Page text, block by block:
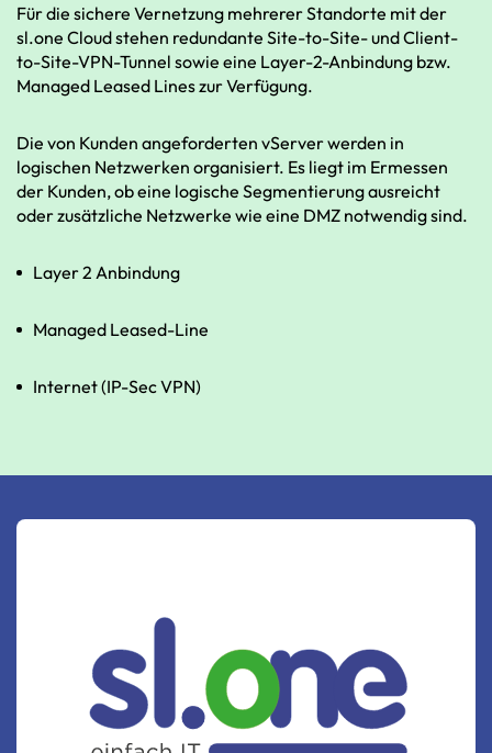
Für die sichere Vernetzung mehrerer Standorte mit der
sl.one Cloud stehen redundante Site-to-Site- und Client-
to-Site-VPN-Tunnel sowie eine Layer-2-Anbindung bzw.
Managed Leased Lines zur Verfügung.
Die von Kunden angeforderten vServer werden in
logischen Netzwerken organisiert. Es liegt im Ermessen
der Kunden, ob eine logische Segmentierung ausreicht
oder zusätzliche Netzwerke wie eine DMZ notwendig sind.
Layer 2 Anbindung
Managed Leased-Line
Internet (IP-Sec VPN)